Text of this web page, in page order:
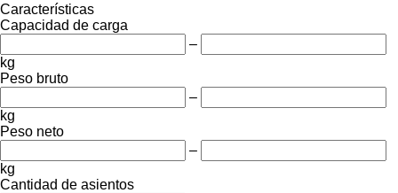
Características
Capacidad de carga
–
kg
Peso bruto
–
kg
Peso neto
–
kg
Cantidad de asientos